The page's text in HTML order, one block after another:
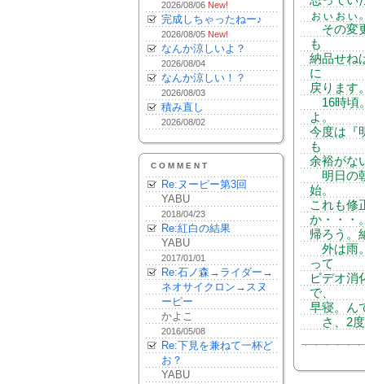
2026/08/06 New!
完成しちゃったねー♪
2026/08/05 New!
なんか涼しいよ？
2026/08/04
なんか涼しい！？
2026/08/03
積み直し
2026/08/02
COMMENT
Re:ヌーピー第3回
YABU
2018/04/23
Re:紅白の結果
YABU
2017/01/01
Re:石ノ森→ライダー→
ネオサイクロン→スヌ
ーピー
かよこ
2016/05/08
Re:下見を兼ねて一杯ど
お？
YABU
ぉぃぉぃ
その変
も
納品せね
に
戻ります
16時頃
よ。
今度は『
も
余裕がな
明日の
始。
これも修
か・・・
帰ろう。
外は雨
って
ビデオ消
で、
早寝。ん
さ、2